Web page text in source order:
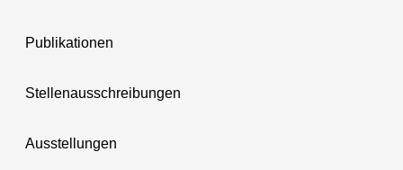
Publikationen
Stellenausschreibungen
Ausstellungen